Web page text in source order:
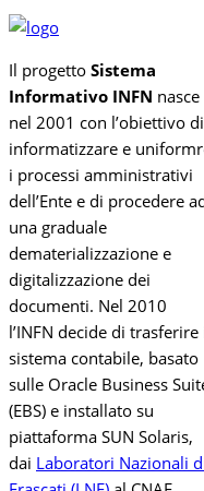
Il progetto Sistema
Informativo INFN nasce
nel 2001 con l’obiettivo di
informatizzare e
i processi amministrativi
dell’Ente e di procedere
una graduale
dematerializzazione e
digitalizzazione dei
documenti. Nel 2010
l’INFN decide di trasferire
sistema contabile, basato
sulle Oracle Business
(EBS) e installato su
piattaforma SUN Solaris,
dai Laboratori Nazionali